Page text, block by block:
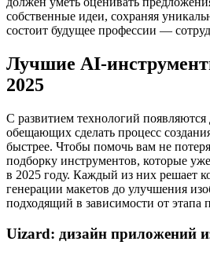
собственные идеи, сохраняя
состоит будущее профессии —
Лучшие
2025
С развитием технологий появляются
обещающих сделать процесс
быстрее. Чтобы помочь вам не
подборку инструментов, которые
в 2025 году. Каждый из них решает
генерации макетов до улучшения
подходящий в зависимости от этапа
Uizard: дизайн приложений